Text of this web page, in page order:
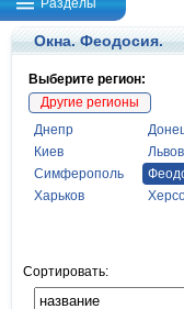
Разделы
Окна. Феодосия.
Выберите регион:
Другие регионы
Днепр
Киев
Львов
Симферополь
Харьков
Сортировать: